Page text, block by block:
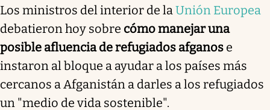
Los ministros del interior de laUnión Europea
debatieron hoy sobre cómo manejar una
posible afluencia de refugiados afganos e
instaron al bloque a ayudar a los países más
cercanos a Afganistán a darles a los refugiados
un "medio de vida sostenible".